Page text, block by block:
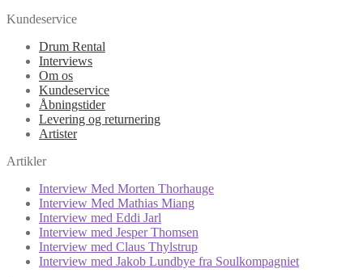
Kundeservice
Drum Rental
Interviews
Om os
Kundeservice
Åbningstider
Levering og returnering
Artister
Artikler
Interview Med Morten Thorhauge
Interview Med Mathias Miang
Interview med Eddi Jarl
Interview med Jesper Thomsen
Interview med Claus Thylstrup
Interview med Jakob Lundbye fra Soulkompagniet